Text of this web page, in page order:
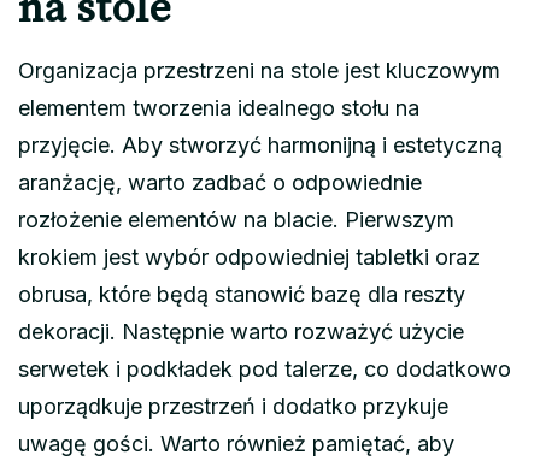
Organizacja przestrzeni na stole jest kluczowym
elementem tworzenia idealnego stołu na
przyjęcie. Aby stworzyć harmonijną i estetyczną
aranżację, warto zadbać o odpowiednie
rozłożenie elementów na blacie. Pierwszym
krokiem jest wybór odpowiedniej tabletki oraz
obrusa, które będą stanowić bazę dla reszty
dekoracji. Następnie warto rozważyć użycie
serwetek i podkładek pod talerze, co dodatkowo
uporządkuje przestrzeń i dodatko przykuje
uwagę gości. Warto również pamiętać, aby